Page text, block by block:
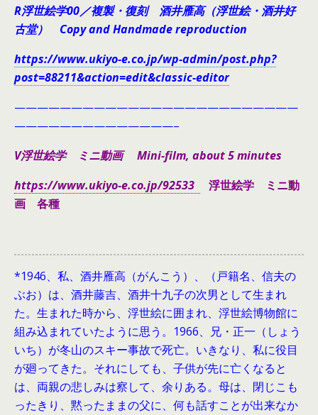
R浮世絵学00／複製・復刻 酒井雁高（浮世絵・酒井好
古堂） Copy and Handmade reproduction
https://www.ukiyo-e.co.jp/wp-admin/post.php?
post=88211&action=edit&classic-editor
—————————————————————————
——————————————–
V浮世絵学 ミニ動画 Mini-film, about 5 minutes
https://www.ukiyo-e.co.jp/92533
浮世絵学 ミニ動
画 各種
*1946、 私、酒井雁高（がんこう）、（戸籍名、信夫の
ぶお）は、酒井藤吉、酒井十九子の次男として生まれ
た。生まれた時から、浮世絵に囲まれ、浮世絵博物館に
組み込まれていたように思う。1966、兄・正一（しょう
いち）が冬山のスキー事故で死亡。いきなり、私に役目
が廻ってきた。それにしても、子供が先に亡くなると
は、両親の悲しみは察して、余りある。母は、閉じこも
ったきり、黙ったままの父に、何も話すことが出来なか